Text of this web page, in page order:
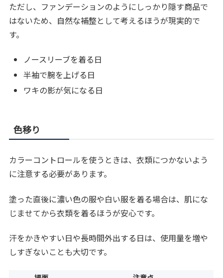
ただし、ファンデーションのようにしっかり隠す商品で
はないため、自然な補整として考えるほうが現実的で
す。
ノースリーブを着る日
半袖で腕を上げる日
ワキの影が気になる日
色移り
カラーコントロールを使うときは、衣類につかないよう
に注意する必要があります。
塗った直後に濃い色の服や白い服を着る場合は、肌にな
じませてから衣類を着るほうが安心です。
汗をかきやすい日や長時間外出する日は、使用量を増や
しすぎないことも大切です。